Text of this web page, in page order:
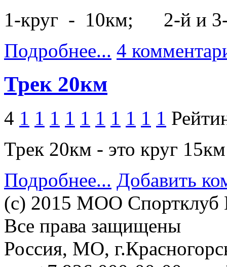
1-круг - 10км; 2-й и 3-
Подробнее... 4
Трек 20км
4 1 1 1 1 1 1 1 1 1 1
Трек 20км - это круг
Подробнее... Добавить
(c) 2015 МОО
Все права защищены
Россия, МО,